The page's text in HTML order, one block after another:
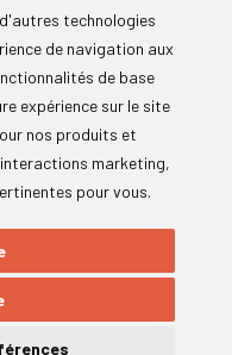
technologies
de navigation aux
de base
expérience sur le site
nos produits et
marketing,
pour vous.
ateliers
de Ventes